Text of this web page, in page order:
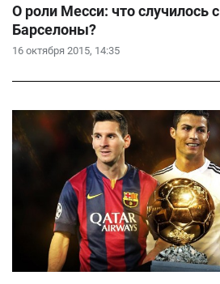
16 октября 2015, 14:35
О роли Месси: что случилось
Барселоны?